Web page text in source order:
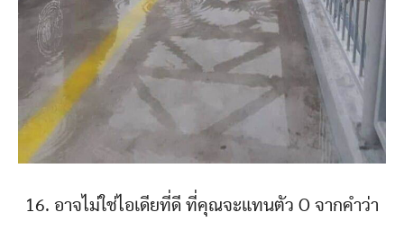
16. อาจไม่ใช่ไอเดียที่ดี ที่คุณจะแทนตัว O จากคำว่า